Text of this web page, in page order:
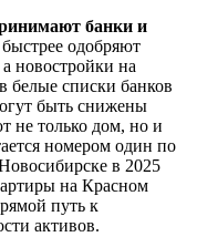
банки и
одобряют
новостройки на
белые списки банков
быть снижены
не только дом, но и
номером один по
в 2025
на Красном
путь к
активов.